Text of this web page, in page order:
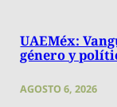
UAEMéx:
género y
AGOSTO 6, 2026